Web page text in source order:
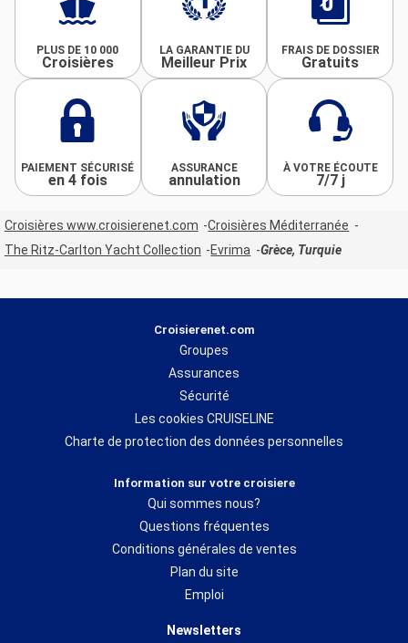
PLUS DE 10 000
Croisières
LA GARANTIE DU
Meilleur Prix
FRAIS DE DOSSIER
Gratuits
PAIEMENT SÉCURISÉ
en 4 fois
ASSURANCE
annulation
À VOTRE ÉCOUTE
7/7 j
Croisières www.croisierenet.com
Croisières Méditerranée
The Ritz-Carlton Yacht Collection
Evrima Grèce, Turquie
Croisierenet.com
Groupes
Assurances
Sécurité
Les cookies CRUISELINE
Charte de protection des données personnelles
Information sur votre croisiere
Qui sommes nous?
Questions fréquentes
Conditions générales de ventes
Plan du site
Emploi
Newsletters